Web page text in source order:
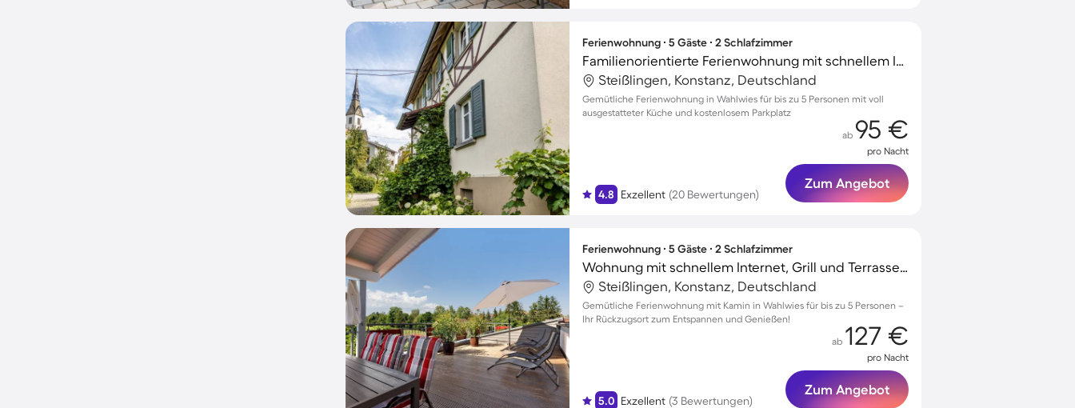
Ferienwohnung ∙ 5 Gäste ∙ 2 Schlafzimmer
Familienorientierte Ferienwohnung mit schnellem Internet | Gartenblick
Steißlingen, Konstanz, Deutschland
Gemütliche Ferienwohnung in Wahlwies für bis zu 5 Personen mit voll
ausgestatteter Küche und kostenlosem Parkplatz
4.8 Exzellent (20 Bewertungen)
ab 95 €
pro Nacht
Zum Angebot
Ferienwohnung ∙ 5 Gäste ∙ 2 Schlafzimmer
Wohnung mit schnellem Internet, Grill und Terrasse | Gartenblick
Steißlingen, Konstanz, Deutschland
Gemütliche Ferienwohnung mit Kamin in Wahlwies für bis zu 5 Personen –
Ihr Rückzugsort zum Entspannen und Genießen!
5.0 Exzellent (3 Bewertungen)
ab 127 €
pro Nacht
Zum Angebot